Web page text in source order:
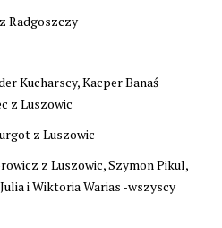
Radgoszczy
Kucharscy, Kacper Banaś
z Luszowic
z Luszowic
z Luszowic, Szymon Pikul,
i Wiktoria Warias -wszyscy